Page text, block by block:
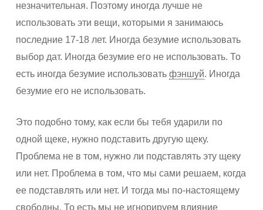
незначительная. Поэтому иногда лучше не
использовать эти вещи, которыми я занимаюсь
последние 17-18 лет. Иногда безумие использовать
выбор дат. Иногда безумие его не использовать. То
есть иногда безумие использовать фэншуй. Иногда
безумие его не использовать.
Это подобно тому, как если бы тебя ударили по
одной щеке, нужно подставить другую щеку.
Проблема не в том, нужно ли подставлять эту щеку
или нет. Проблема в том, что мы сами решаем, когда
ее подставлять или нет. И тогда мы по-настоящему
свободны. То есть мы не игнорируем влияние